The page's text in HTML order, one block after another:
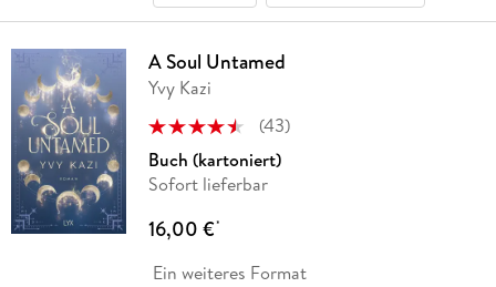
A Soul Untamed
Yvy Kazi
(43)
Buch (kartoniert)
Sofort lieferbar
16,00 €*
Ein weiteres Format